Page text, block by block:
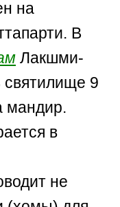
на
В
Лакшми-
святилище 9
мандир.
в
не